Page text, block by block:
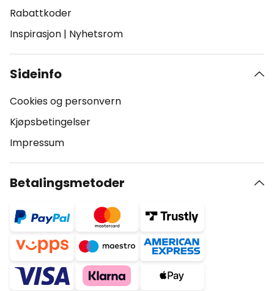
Rabattkoder
Inspirasjon | Nyhetsrom
Sideinfo
Cookies og personvern
Kjøpsbetingelser
Impressum
Betalingsmetoder